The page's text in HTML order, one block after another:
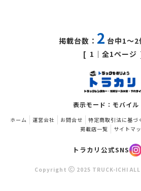
プラ
掲載台数： 2 台中1～2
1 ｜全1ページ
表示モード：モバイル
ホーム 運営会社 お問合せ 特定商取引法に基づ
掲載店一覧
サイトマ
トラカリ公式SNS
Copyright 2025 TRUCK-ICHI